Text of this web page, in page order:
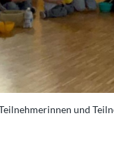
und